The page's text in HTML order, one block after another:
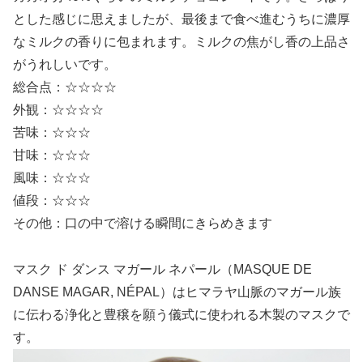
とした感じに思えましたが、最後まで食べ進むうちに濃厚
なミルクの香りに包まれます。ミルクの焦がし香の上品さ
がうれしいです。
総合点：☆☆☆☆
外観：☆☆☆☆
苦味：☆☆☆
甘味：☆☆☆
風味：☆☆☆
値段：☆☆☆
その他：口の中で溶ける瞬間にきらめきます
マスク ド ダンス マガール ネパール（MASQUE DE
DANSE MAGAR, NÉPAL）はヒマラヤ山脈のマガール族
に伝わる浄化と豊穣を願う儀式に使われる木製のマスクで
す。